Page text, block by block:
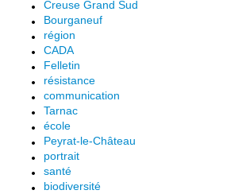
Creuse Grand Sud
Bourganeuf
région
CADA
Felletin
résistance
communication
Tarnac
école
Peyrat-le-Château
portrait
santé
biodiversité